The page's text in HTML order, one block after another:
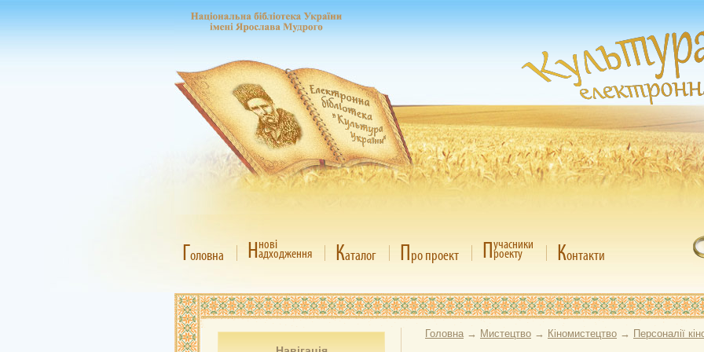
Головна Ннові
адходження Каталог Про проект Пучасники
роекту Контакти
Головна → Мистецтво → Кіномистецтво → Персоналії